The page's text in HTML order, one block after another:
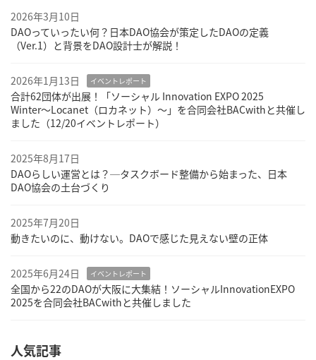
2026年3月10日
DAOっていったい何？日本DAO協会が策定したDAOの定義
（Ver.1）と背景をDAO設計士が解説！
2026年1月13日 イベントレポート
合計62団体が出展！「ソーシャル Innovation EXPO 2025
Winter〜Locanet（ロカネット）〜」を合同会社BACwithと共催し
ました（12/20イベントレポート）
2025年8月17日
DAOらしい運営とは？─タスクボード整備から始まった、日本
DAO協会の土台づくり
2025年7月20日
動きたいのに、動けない。DAOで感じた見えない壁の正体
2025年6月24日 イベントレポート
全国から22のDAOが大阪に大集結！ソーシャルInnovationEXPO
2025を合同会社BACwithと共催しました
人気記事